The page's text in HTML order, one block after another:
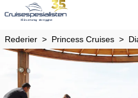
Rederier Princess Cruises